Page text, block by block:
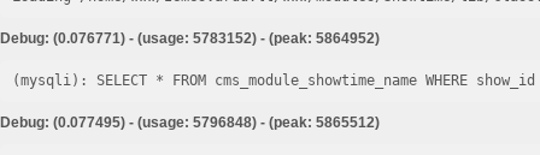
Debug: (0.076771) - (usage: 5783152) - (peak: 5864952)
Debug: (0.077495) - (usage: 5796848) - (peak: 5865512)